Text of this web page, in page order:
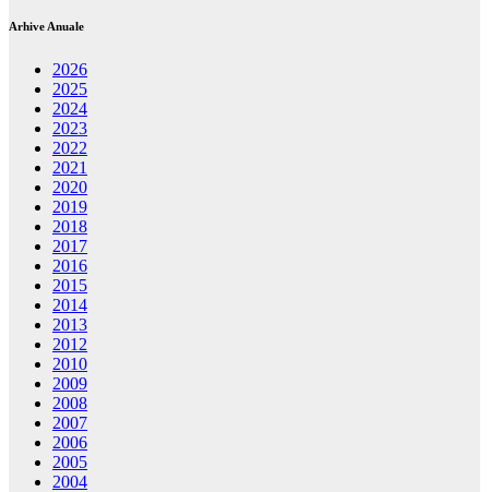
Arhive Anuale
2026
2025
2024
2023
2022
2021
2020
2019
2018
2017
2016
2015
2014
2013
2012
2010
2009
2008
2007
2006
2005
2004